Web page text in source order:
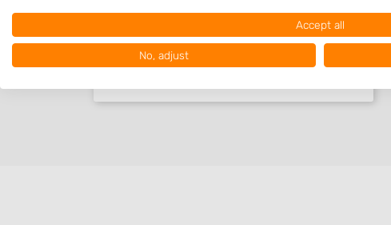
Create profiles for personalised advertising
Create profiles to personalise content
Accept all
No, adjust